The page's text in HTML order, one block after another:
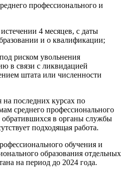
профессионального и
4 месяцев, с даты
и о квалификации;
риском увольнения
в связи с ликвидацией
штата или численности
последних курсах по
среднего профессионального
в органы службы
подходящая работа.
обучения и
образования отдельных
на период до 2024 года.